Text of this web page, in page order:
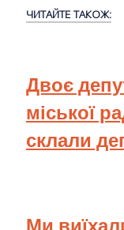
ЧИТАЙТЕ ТАКОЖ:
Двоє
міської
склали